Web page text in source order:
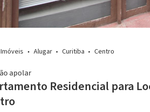
Alugar Curitiba Centro
apolar
Residencial para